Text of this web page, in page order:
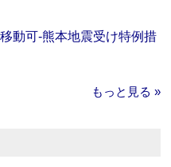
動可‐熊本地震受け特例措
もっと見る »